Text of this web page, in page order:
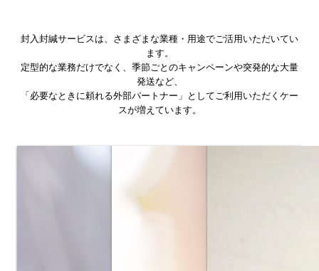
封入封緘サービスは、さまざまな業種・用途でご活用いただいてい
ます。
定型的な業務だけでなく、季節ごとのキャンペーンや突発的な大量
発送など、
「必要なときに頼れる外部パートナー」としてご利用いただくケー
スが増えています。